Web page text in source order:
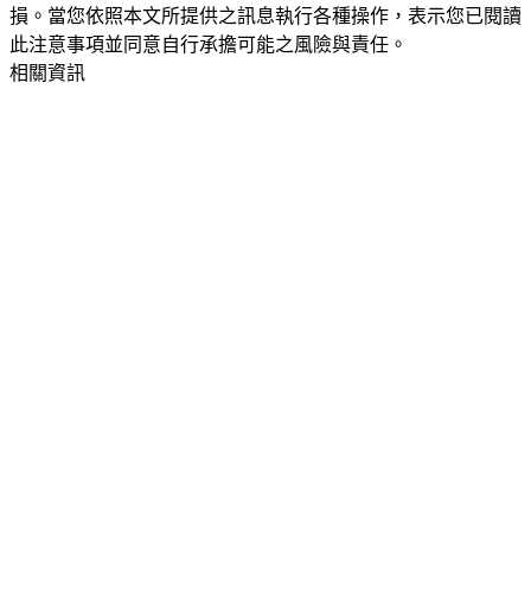
損。當您依照本文所提供之訊息執行各種操作，表示您已閱讀
此注意事項並同意自行承擔可能之風險與責任。
相關資訊